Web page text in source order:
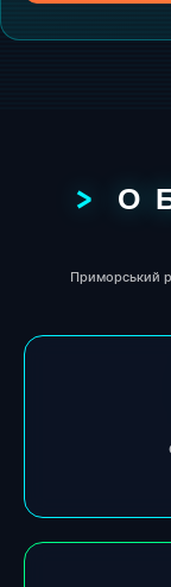
О
Приморський